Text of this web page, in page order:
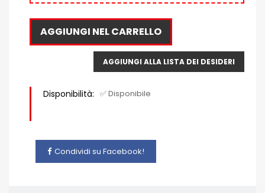
AGGIUNGI NEL CARRELLO
AGGIUNGI ALLA LISTA DEI DESIDERI
Disponibilità: ✅ Disponibile
Condividi su Facebook!